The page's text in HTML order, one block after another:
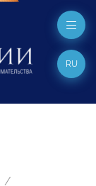
RU